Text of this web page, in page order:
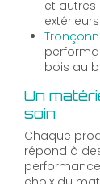
et
bois au
Un
soin
Chaque
répond à